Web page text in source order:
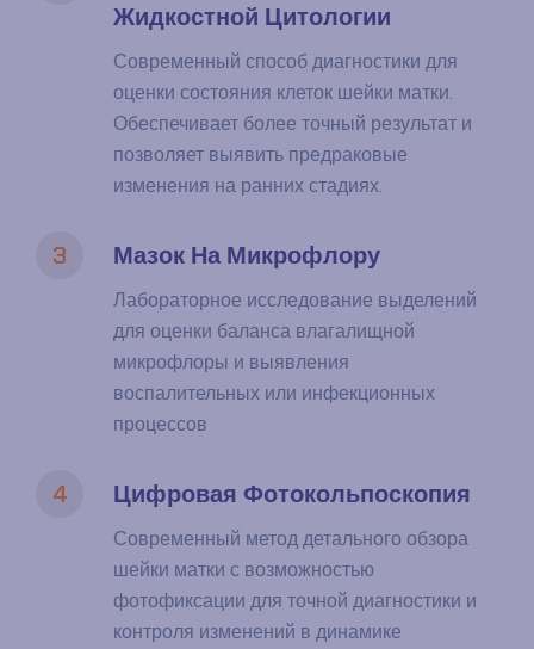
Жидкостной Цитологии
Современный способ диагностики для
оценки состояния клеток шейки матки.
Обеспечивает более точный результат и
позволяет выявить предраковые
изменения на ранних стадиях.
3 Мазок На Микрофлору
Лабораторное исследование выделений
для оценки баланса влагалищной
микрофлоры и выявления
воспалительных или инфекционных
процессов
4 Цифровая Фотокольпоскопия
Современный метод детального обзора
шейки матки с возможностью
фотофиксации для точной диагностики и
контроля изменений в динамике